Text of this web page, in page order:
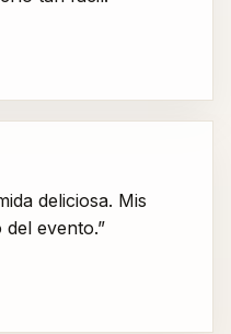
deliciosa. Mis
evento.”